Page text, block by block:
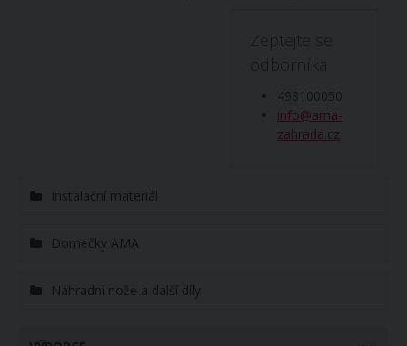
Zeptejte se
odborníka
498100050
info@ama-
zahrada.cz
Instalační materiál
Domečky AMA
Náhradní nože a další díly